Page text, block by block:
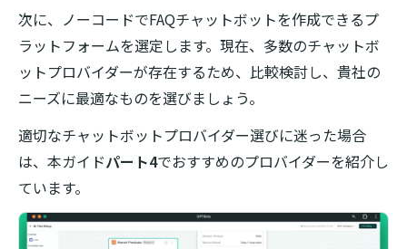
次に、ノーコードでFAQチャットボットを作成できるプ
ラットフォームを選定します。現在、多数のチャットボ
ットプロバイダーが存在するため、比較検討し、貴社の
ニーズに最適なものを選びましょう。
適切なチャットボットプロバイダー選びに迷った場合
は、本ガイドパート4でおすすめのプロバイダーを紹介し
ています。